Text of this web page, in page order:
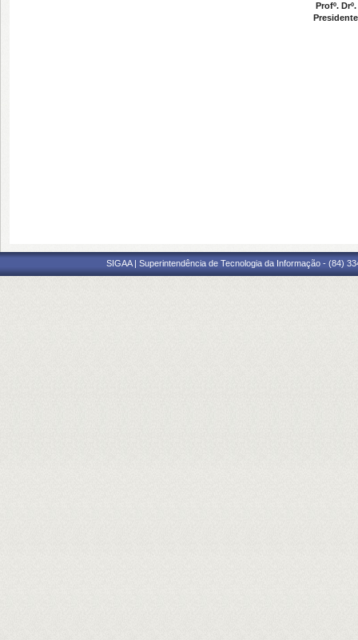
Profº.
SIGAA | Superintendência de Tecnologia da Informação - (84)